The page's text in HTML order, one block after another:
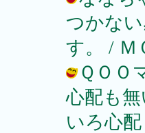
つかな
す。 / Ｍ
ＱＯＯ
心配も
いろ心